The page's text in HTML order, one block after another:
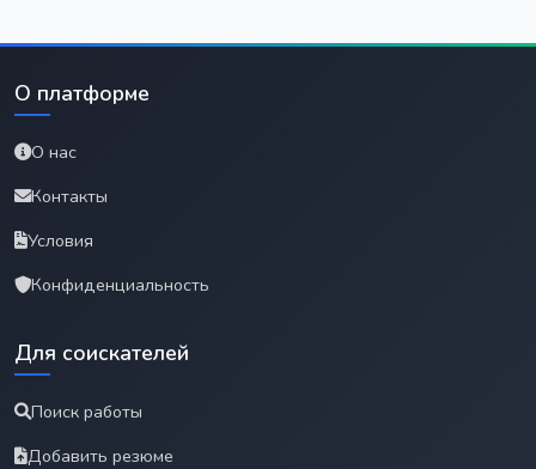
О платформе
О нас
Контакты
Условия
Конфиденциальность
Для соискателей
Поиск работы
Добавить резюме